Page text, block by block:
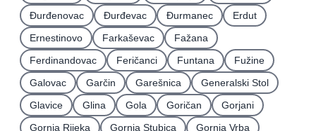
Ðurđenovac
Ðurđevac Ðurmanec
Erdut
Ernestinovo
Farkaševac
Fažana
Ferdinandovac
Feričanci Funtana
Fužine
Galovac
Garčin Garešnica
Generalski Stol
Glavice
Glina Gola Goričan
Gorjani
Gornja Rijeka
Gornja Stubica
Gornja Vrba